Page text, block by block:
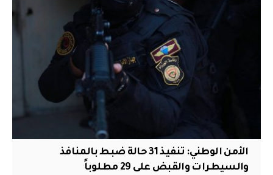
الأمن الوطني: تنفيذ 31 حالة ضبط بالمنافذ
والسيطرات والقبض على 29 مطلوباً